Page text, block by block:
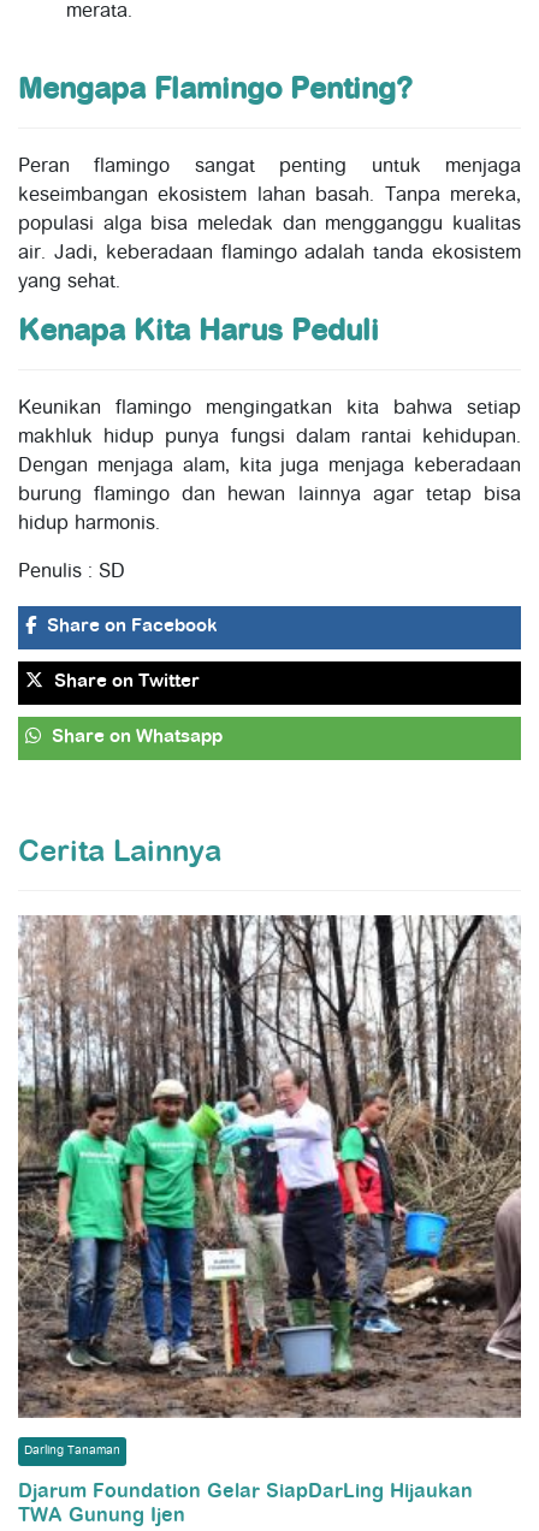
merata.
Mengapa Flamingo Penting?
Peran flamingo sangat penting untuk menjaga
keseimbangan ekosistem lahan basah. Tanpa mereka,
populasi alga bisa meledak dan mengganggu kualitas
air. Jadi, keberadaan flamingo adalah tanda ekosistem
yang sehat.
Kenapa Kita Harus Peduli
Keunikan flamingo mengingatkan kita bahwa setiap
makhluk hidup punya fungsi dalam rantai kehidupan.
Dengan menjaga alam, kita juga menjaga keberadaan
burung flamingo dan hewan lainnya agar tetap bisa
hidup harmonis.
Penulis : SD
Share on Facebook
Share on Twitter
Share on Whatsapp
Cerita Lainnya
Darling Tanaman
Djarum Foundation Gelar SiapDarLing Hijaukan
TWA Gunung Ijen